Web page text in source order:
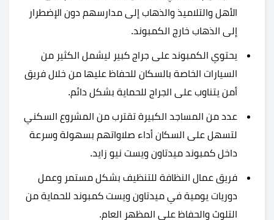
الأهل والتلاميذ والذهاب إلى مدارسهم دون الإضطرار
إلى الذهاب خارج الكمبوند.
يحتوي الكمبوند على جراج كبير ليشمل الكثير من
السيارات الخاصة بالسكان للحفاظ عليها من خلال فريق
أمن يتناوب على الجراج للحماية بشكل دائم.
عدد من المساجد الكبيرة تقترب من المشروع السكني
لتسهل على السكان أداء صلاواتهم بسهولة وسرعة
داخل كمبوند ميدتاون ويست نيو زايد.
فريق عمال النظافة للتنظيف بشكل مستمر وعمل
دوريات يومية في ميدتاون ويست كمبوند للحماية من
التلوث والحفاظ على المظهر العام.